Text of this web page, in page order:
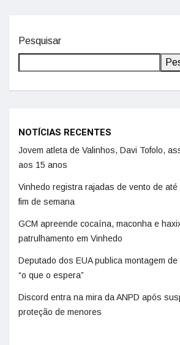
Pesquisar
NOTÍCIAS RECENTES
Jovem atleta de Valinhos, Davi Tofolo,
aos 15 anos
Vinhedo registra rajadas de vento de até
fim de semana
GCM apreende cocaína, maconha e
patrulhamento em Vinhedo
Deputado dos EUA publica montagem
“o que o espera”
Discord entra na mira da ANPD após
proteção de menores